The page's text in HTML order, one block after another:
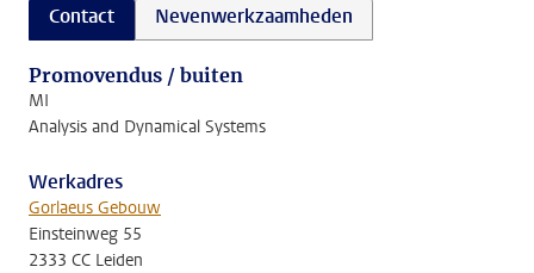
Contact Nevenwerkzaamheden
Promovendus / buiten
MI
Analysis and Dynamical Systems
Werkadres
Gorlaeus Gebouw
Einsteinweg 55
2333 CC Leiden